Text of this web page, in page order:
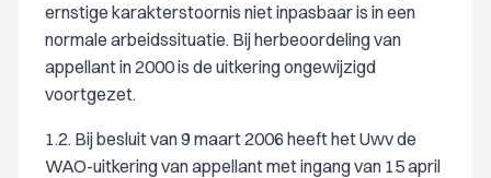
ernstige karakterstoornis niet inpasbaar is in een
normale arbeidssituatie. Bij herbeoordeling van
appellant in 2000 is de uitkering ongewijzigd
voortgezet.
1.2. Bij besluit van 9 maart 2006 heeft het Uwv de
WAO-uitkering van appellant met ingang van 15 april